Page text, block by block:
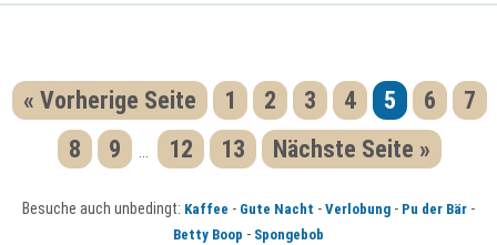
« Vorherige Seite 1 2 3 4 5 6
7
8
9 ... 12 13 Nächste Seite »
Besuche auch unbedingt: Kaffee - Gute Nacht - Verlobung - Pu der Bär -
Betty Boop - Spongebob